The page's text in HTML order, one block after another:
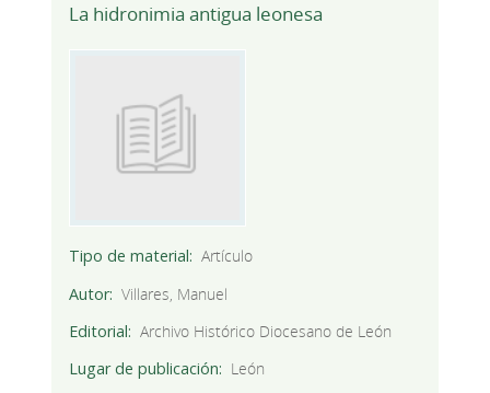
La hidronimia antigua leonesa
Tipo de material
Artículo
Autor
Villares, Manuel
Editorial
Archivo Histórico Diocesano de León
Lugar de publicación
León